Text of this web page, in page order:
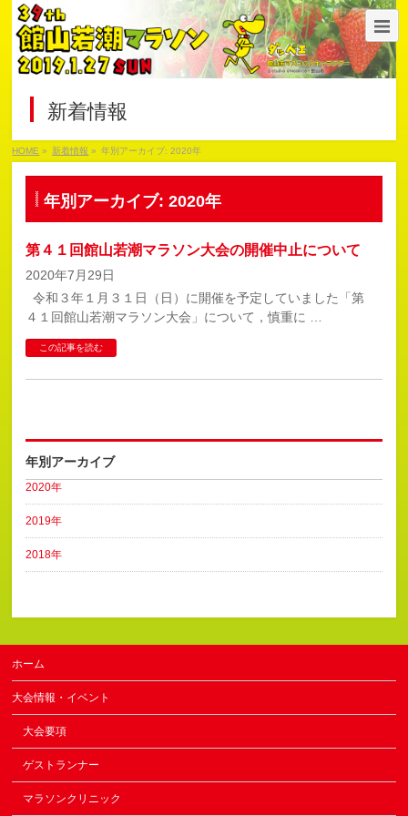
新着情報
HOME » 新着情報 » 年別アーカイブ: 2020年
年別アーカイブ: 2020年
第４１回館山若潮マラソン大会の開催中止について
2020年7月29日
令和３年１月３１日（日）に開催を予定していました「第
４１回館山若潮マラソン大会」について，慎重に …
この記事を読む
年別アーカイブ
2020年
2019年
2018年
ホーム
大会情報・イベント
大会要項
ゲストランナー
マラソンクリニック